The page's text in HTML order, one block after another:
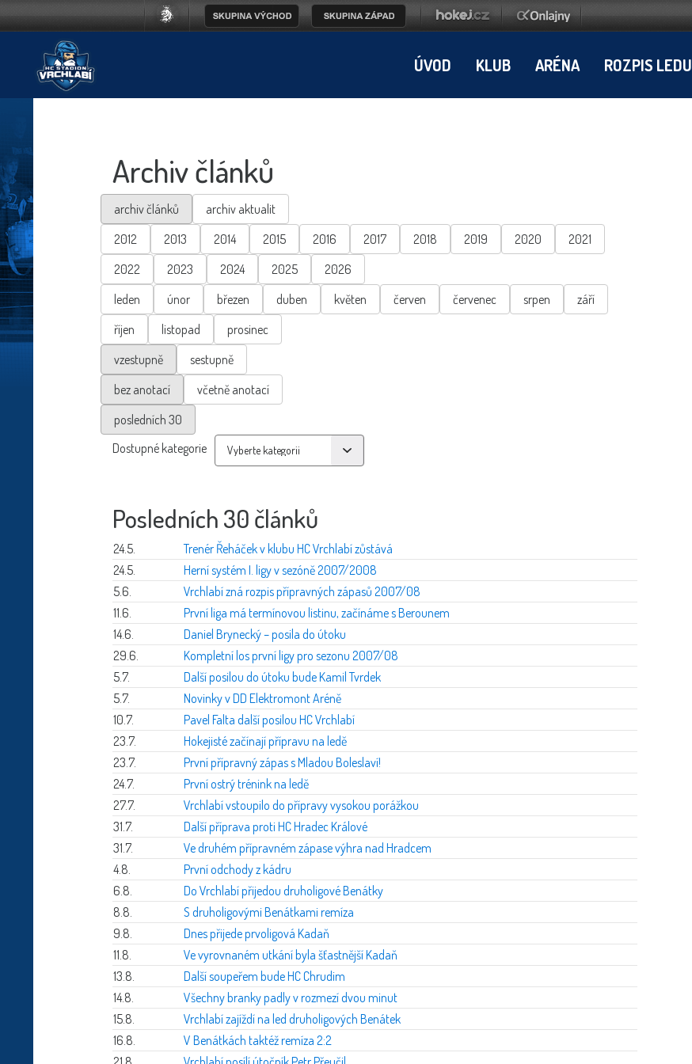
ÚVOD KLUB ARÉNA ROZPIS LEDU
Archiv článků
archiv článků
archiv aktualit
2012
2013 2014 2015 2016 2017 2018 2019 2020
2021
2022
2023 2024 2025
2026
leden
únor březen duben květen červen červenec srpen
září
říjen
listopad
prosinec
vzestupně
sestupně
bez anotací
včetně anotací
posledních 30
Dostupné kategorie
Posledních 30 článků
24.5.
Trenér Řeháček v klubu HC Vrchlabí zůstává
24.5.
Herní systém I. ligy v sezóně 2007/2008
5.6.
Vrchlabí zná rozpis přípravných zápasů 2007/08
11.6.
První liga má termínovou listinu, začínáme s Berounem
14.6.
Daniel Brynecký – posila do útoku
29.6.
Kompletní los první ligy pro sezonu 2007/08
5.7.
Další posilou do útoku bude Kamil Tvrdek
5.7.
Novinky v DD Elektromont Aréně
10.7.
Pavel Falta další posilou HC Vrchlabí
23.7.
Hokejisté začínají přípravu na ledě
23.7.
První přípravný zápas s Mladou Boleslaví!
24.7.
První ostrý trénink na ledě
27.7.
Vrchlabí vstoupilo do přípravy vysokou porážkou
31.7.
Další příprava proti HC Hradec Králové
31.7.
Ve druhém přípravném zápase výhra nad Hradcem
4.8.
První odchody z kádru
6.8.
Do Vrchlabí přijedou druholigové Benátky
8.8.
S druholigovými Benátkami remíza
9.8.
Dnes přijede prvoligová Kadaň
11.8.
Ve vyrovnaném utkání byla šťastnější Kadaň
13.8.
Další soupeřem bude HC Chrudim
14.8.
Všechny branky padly v rozmezí dvou minut
15.8.
Vrchlabí zajíždí na led druholigových Benátek
16.8.
V Benátkách taktéž remíza 2:2